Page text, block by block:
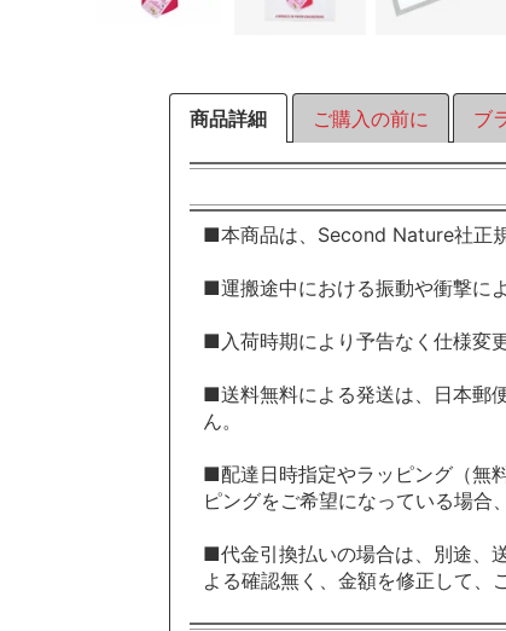
商品詳細 ご購入の前に ブ
■本商品は、Second Nature社正
■運搬途中における振動や衝撃に
■入荷時期により予告なく仕様変
■送料無料による発送は、日本郵
ん。
■配達日時指定やラッピング（無
ピングをご希望になっている場合
■代金引換払いの場合は、別途、
よる確認無く、金額を修正して、